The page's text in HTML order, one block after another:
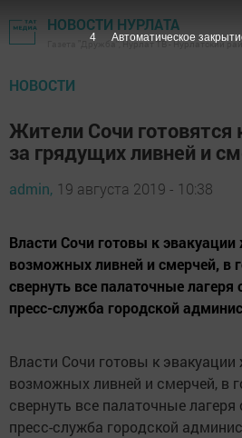
НОВОСТИ НУРЛАТА
Газета "Дружба", Нурлат ТВ - Нурлатский
НОВОСТИ
Жители Сочи готовятся
за грядущих ливней и
admin, 19 августа 2019 - 10:38
Власти Сочи готовы к эвакуации
возможных ливней и смерчей, в
свернуть все палаточные
пресс-служба городской
Власти Сочи готовы к эвакуации
возможных ливней и смерчей, в
свернуть все палаточные
пресс-служба городской
3 Автоматическое